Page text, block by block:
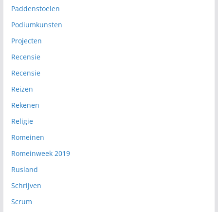
Paddenstoelen
Podiumkunsten
Projecten
Recensie
Recensie
Reizen
Rekenen
Religie
Romeinen
Romeinweek 2019
Rusland
Schrijven
Scrum